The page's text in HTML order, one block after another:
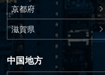
京都府
滋賀県
中国地方